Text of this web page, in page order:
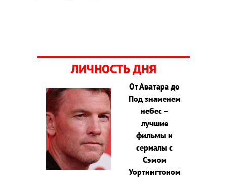
ЛИЧНОСТЬ ДНЯ
От Аватара до
Под знаменем
небес –
лучшие
фильмы и
сериалы с
Сэмом
Уортингтоном